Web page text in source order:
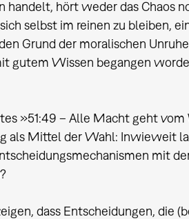
handelt, hört weder das Chaos
selbst im reinen zu bleiben,
Grund der moralischen
gutem Wissen begangen
»51:49 – Alle Macht geht
als Mittel der Wahl: Inwieweit
mit
dass Entscheidungen, die